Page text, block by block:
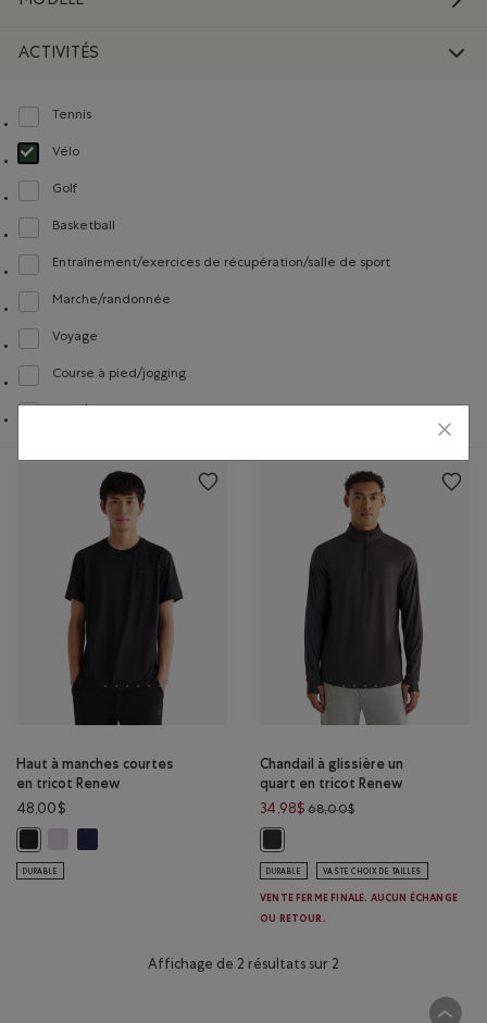
ACTIVITÉS
Tennis
Classer selon Activités : Tennis(Tennis)
Vélo
Choisir Classé selon Activités : Vélo(Biking)
Golf
Classer selon Activités : Golf(Golf)
Basketball
Classer selon Activités : Basketball(Basketball)
Entraînement/exercices de récupération/salle de sport
Classer selon Activités : Entraînement/exercices de récupération/salle de
Marche/randonnée
Classer selon Activités : Marche/randonnée(Walking/Hiking)
Voyage
Classer selon Activités : Voyage(Travel)
Course à pied/jogging
Classer selon Activités : Course à pied/jogging(Running/Jogging)
Haut à manches courtes
en tricot Renew
48,00$
DURABLE
Chandail à glissière un
quart en tricot Renew
34,98$ 68,00$Prix réduit de
DURABLE VASTE CHOIX DE TAILLES
VENTE FERME FINALE. AUCUN ÉCHANGE
OU RETOUR.
Affichage de 2 résultats sur 2